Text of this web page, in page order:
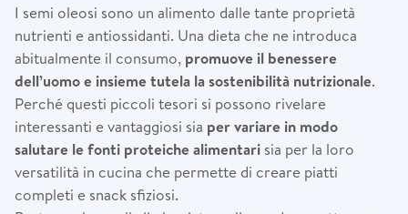
I semi oleosi sono un alimento dalle tante proprietà
nutrienti e antiossidanti. Una dieta che ne introduca
abitualmente il consumo, promuove il benessere
dell’uomo e insieme tutela la sostenibilità nutrizionale.
Perché questi piccoli tesori si possono rivelare
interessanti e vantaggiosi sia per variare in modo
salutare le fonti proteiche alimentari sia per la loro
versatilità in cucina che permette di creare piatti
completi e snack sfiziosi.